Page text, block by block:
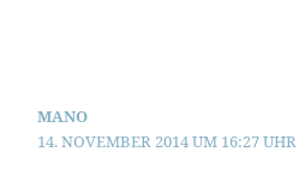
MANO
14. NOVEMBER 2014 UM 16:27 UHR